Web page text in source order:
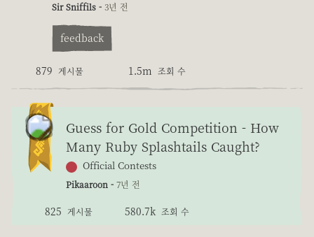
Sir Sniffils - 3년 전
feedback
879 게시물 1.5m 조회 수
Guess for Gold Competition - How
Many Ruby Splashtails Caught?
Official Contests
Pikaaroon - 7년 전
825 게시물 580.7k 조회 수